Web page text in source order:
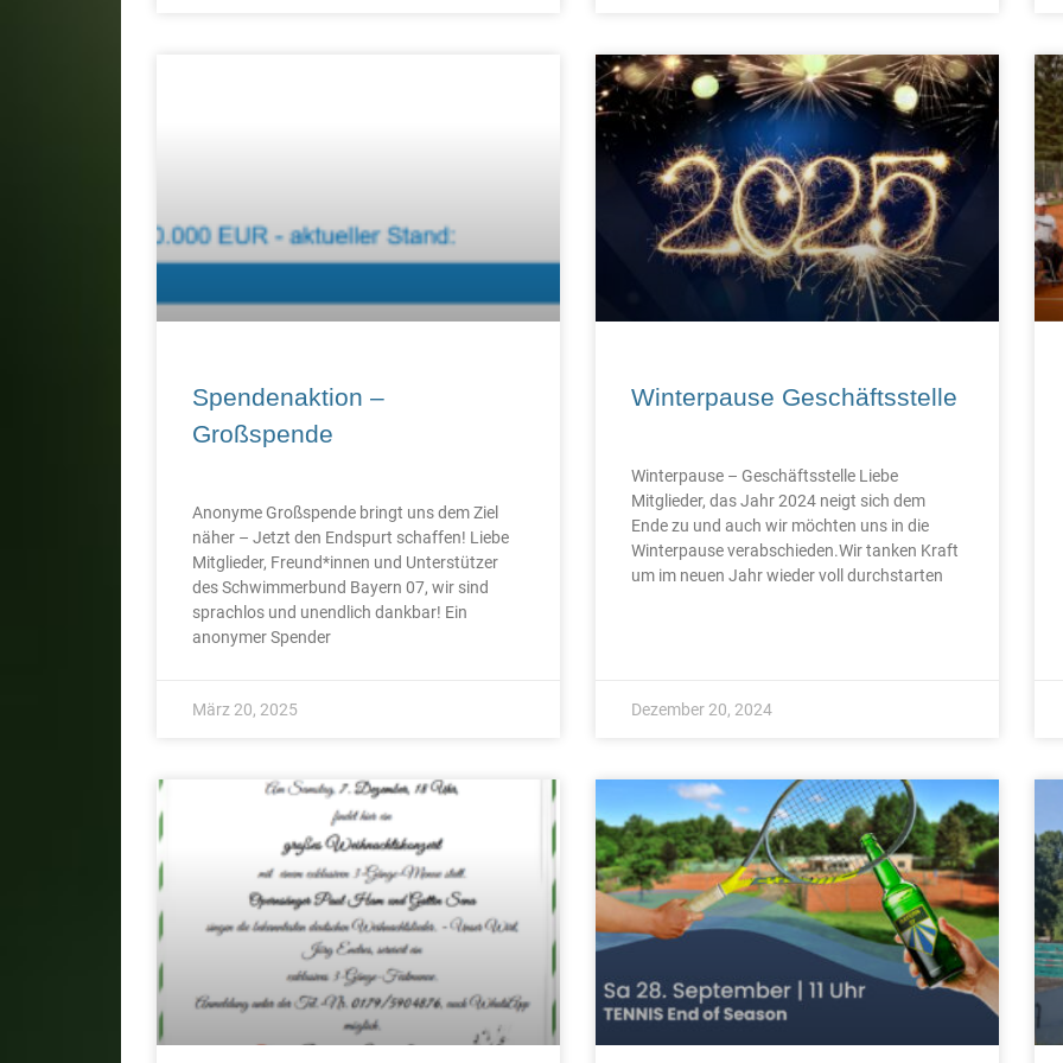
Spendenaktion –
Großspende
Anonyme Großspende bringt uns dem Ziel
näher – Jetzt den Endspurt schaffen! Liebe
Mitglieder, Freund*innen und Unterstützer
des Schwimmerbund Bayern 07, wir sind
sprachlos und unendlich dankbar! Ein
anonymer Spender
März 20, 2025
Winterpause Geschäftsstelle
Winterpause – Geschäftsstelle Liebe
Mitglieder, das Jahr 2024 neigt sich dem
Ende zu und auch wir möchten uns in die
Winterpause verabschieden.Wir tanken Kraft
um im neuen Jahr wieder voll durchstarten
Dezember 20, 2024